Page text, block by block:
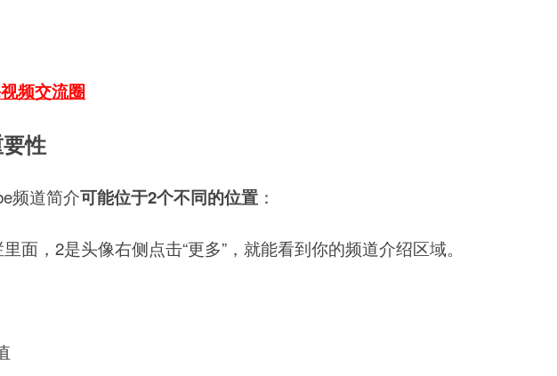
频交流圈
性
频道简介可能位于2个不同的位置 ：
面，2是头像右侧点击“更多”，就能看到你的频道介绍区域。